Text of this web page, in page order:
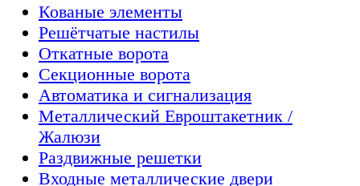
Кованые элементы
Решётчатые настилы
Откатные ворота
Секционные ворота
Автоматика и сигнализация
Металлический Евроштакетник /
Жалюзи
Раздвижные решетки
Входные металлические двери